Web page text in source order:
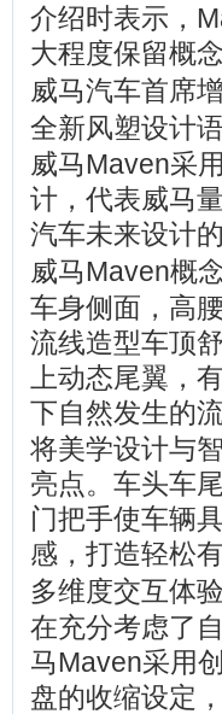
介绍时表示，
大程度保留概
威马汽车首席
全新风塑设计
威马Maven采
计，代表威马
汽车未来设计
威马Maven概
车身侧面，高
流线造型车顶
上动态尾翼，
下自然发生的
将美学设计与
亮点。车头车
门把手使车辆
感，打造轻松
多维度交互体
在充分考虑了
马Maven采用
盘的收缩设定